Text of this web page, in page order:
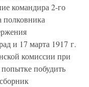
командира 2-го
полковника
и 17 марта 1917 г.
комиссии при
побудить